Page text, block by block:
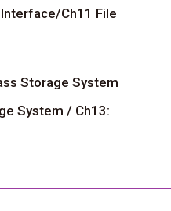
Ch11 File
Storage System
System / Ch13: